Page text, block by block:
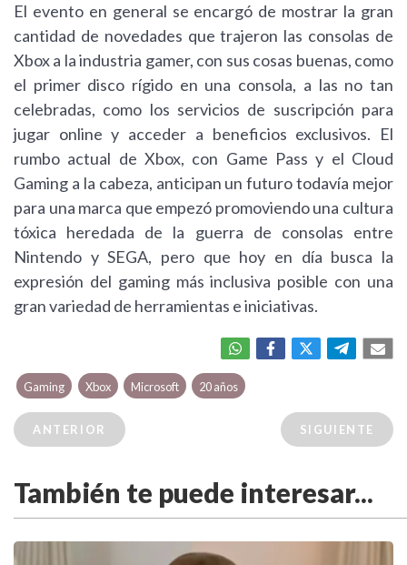
El evento en general se encargó de mostrar la gran
cantidad de novedades que trajeron las consolas de
Xbox a la industria gamer, con sus cosas buenas, como
el primer disco rígido en una consola, a las no tan
celebradas, como los servicios de suscripción para
jugar online y acceder a beneficios exclusivos. El
rumbo actual de Xbox, con Game Pass y el Cloud
Gaming a la cabeza, anticipan un futuro todavía mejor
para una marca que empezó promoviendo una cultura
tóxica heredada de la guerra de consolas entre
Nintendo y SEGA, pero que hoy en día busca la
expresión del gaming más inclusiva posible con una
gran variedad de herramientas e iniciativas.
Gaming Xbox Microsoft 20 años
ANTERIOR SIGUIENTE
También te puede interesar...